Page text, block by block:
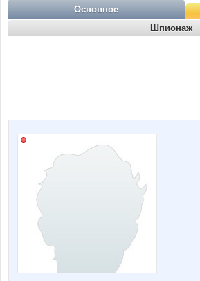
Основное
Шпионаж